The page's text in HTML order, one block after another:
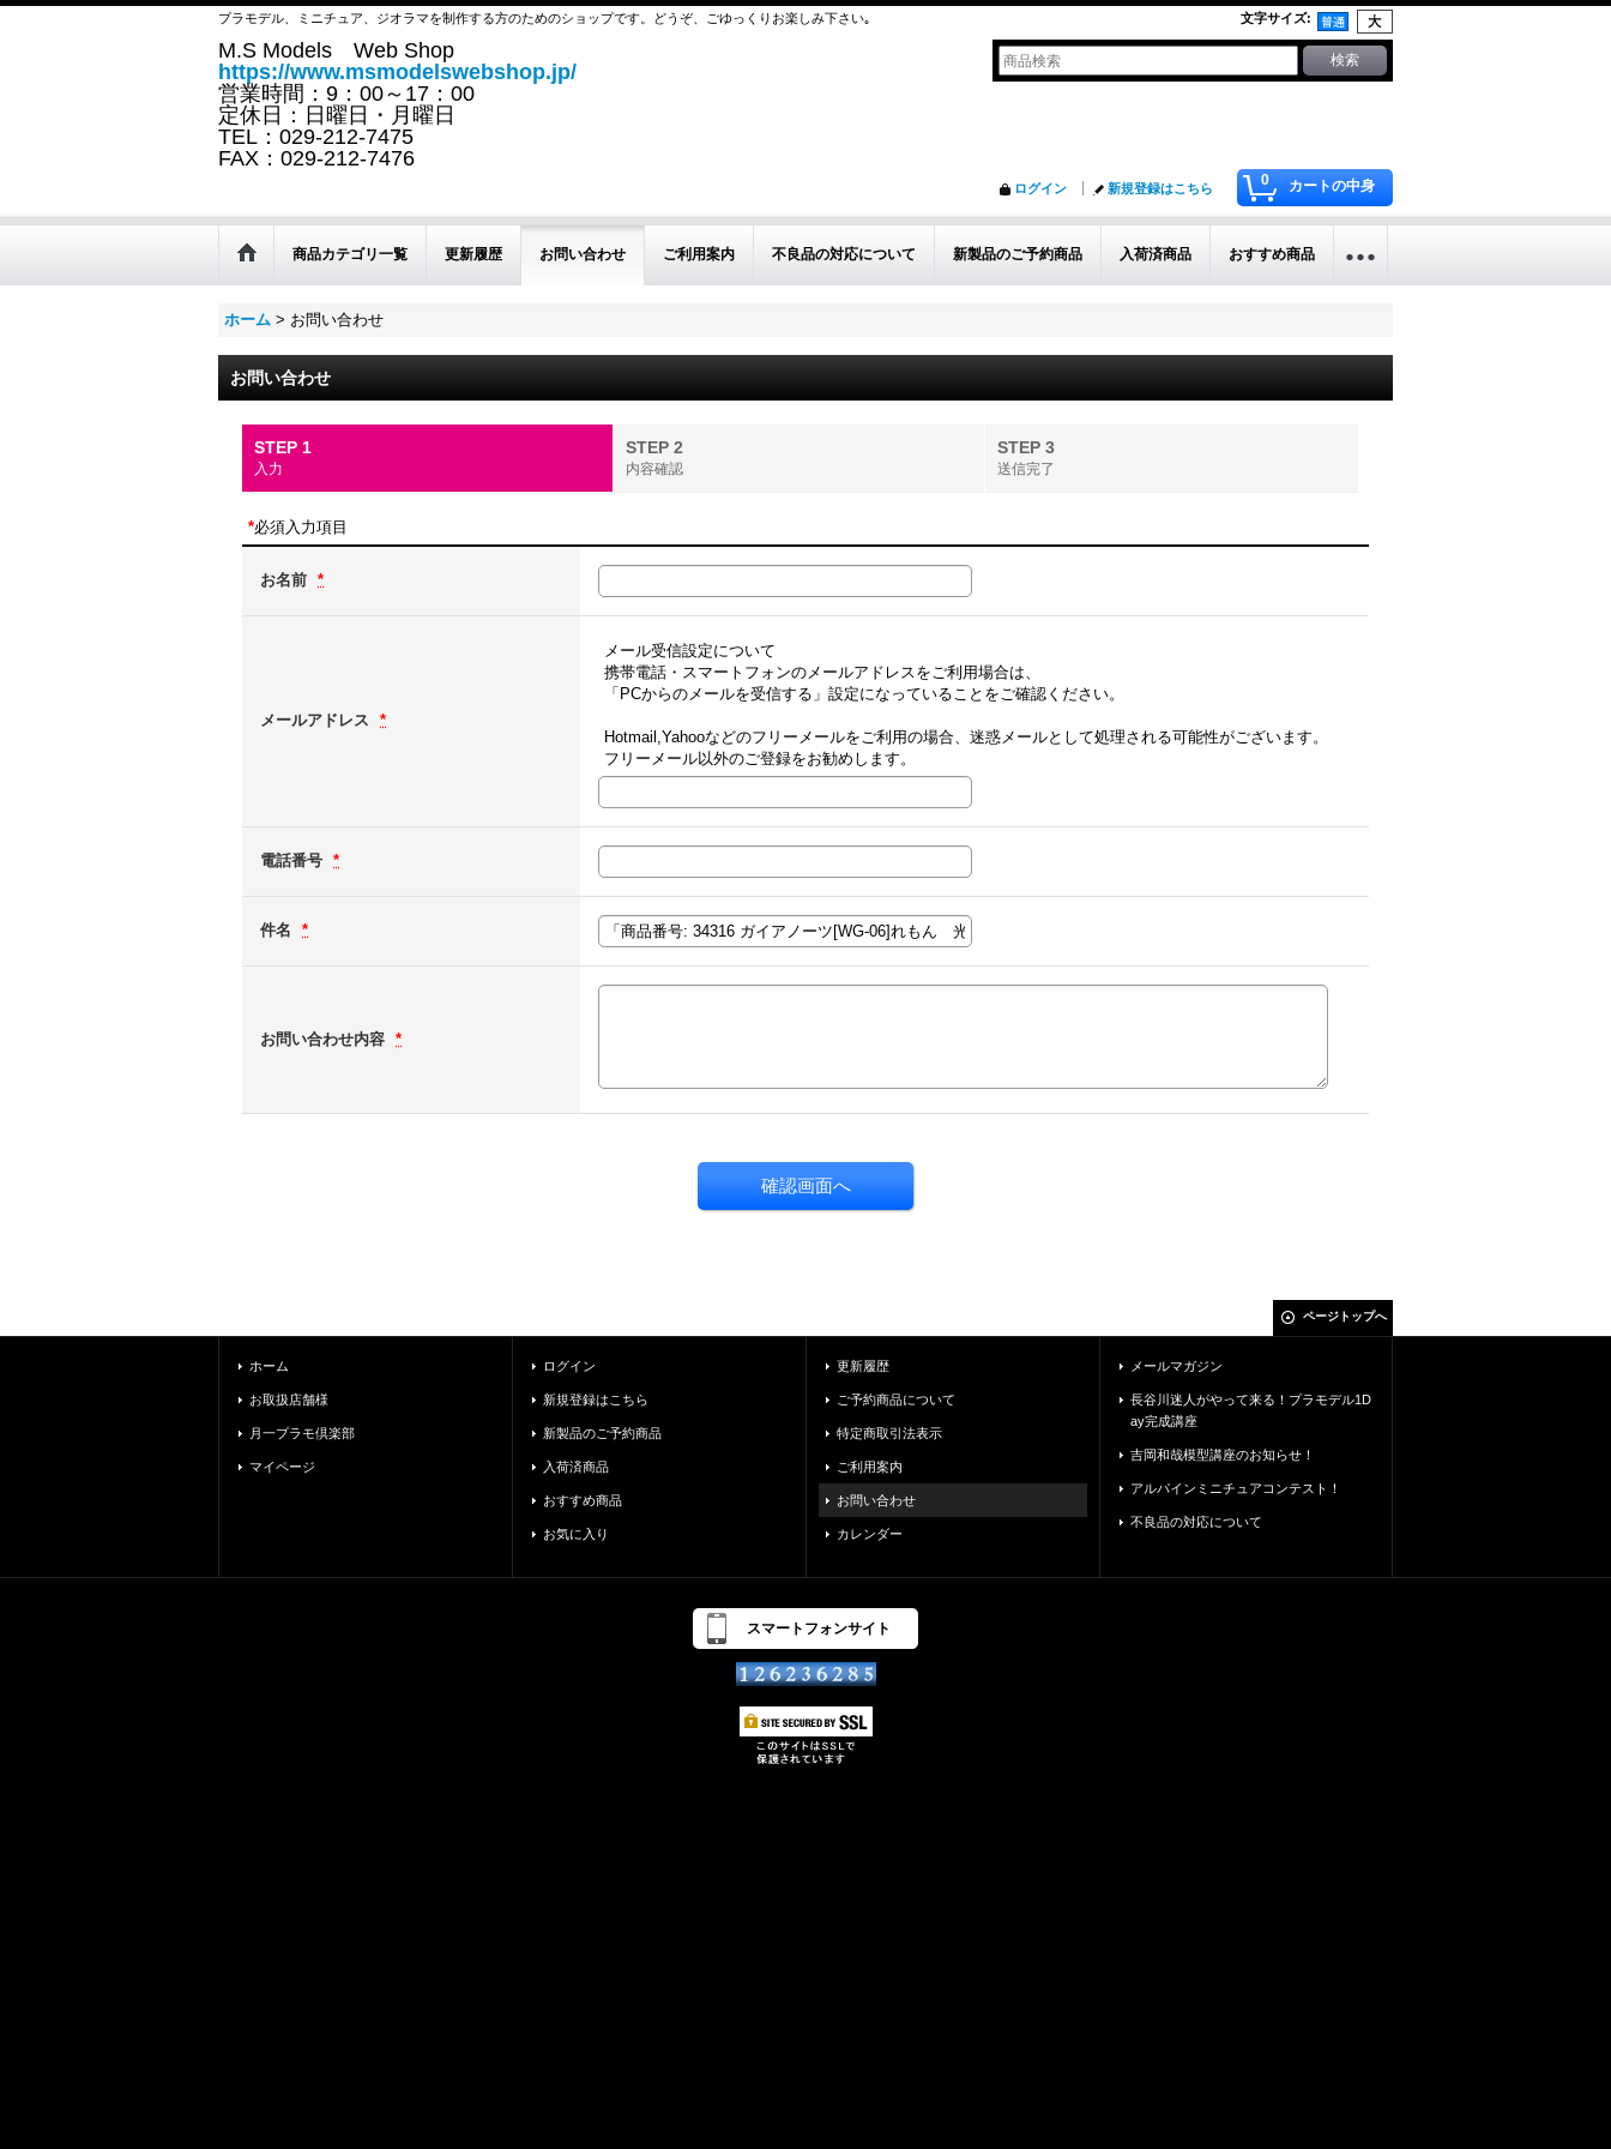
プラモデル、ミニチュア、ジオラマを制作する方のためのショップです。どうぞ、ごゆっくりお楽しみ下さい｡ 文字サイズ:
M.S Models Web Shop
https://www.msmodelswebshop.jp/
営業時間：9：00～17：00
定休日：日曜日・月曜日
TEL：029-212-7475
FAX：029-212-7476
0 カートの中身
ログイン 新規登録はこちら
商品カテゴリ一覧 更新履歴 お問い合わせ ご利用案内 不良品の対応について 新製品のご予約商品 入荷済商品 おすすめ商品
ホーム > お問い合わせ
お問い合わせ
STEP 1
入力
STEP 2
内容確認
STEP 3
送信完了
*必須入力項目
お名前 *
メールアドレス *
メール受信設定について
携帯電話・スマートフォンのメールアドレスをご利用場合は、
「PCからのメールを受信する」設定になっていることをご確認ください。
Hotmail,Yahooなどのフリーメールをご利用の場合、迷惑メールとして処理される可能性がございます。
フリーメール以外のご登録をお勧めします。
電話番号 *
件名 *
お問い合わせ内容 *
ページトップへ
ホーム
お取扱店舗様
月一プラモ倶楽部
マイページ
ログイン
新規登録はこちら
新製品のご予約商品
入荷済商品
おすすめ商品
お気に入り
更新履歴
ご予約商品について
特定商取引法表示
ご利用案内
お問い合わせ
カレンダー
メールマガジン
長谷川迷人がやって来る！プラモデル1D
ay完成講座
吉岡和哉模型講座のお知らせ！
アルパインミニチュアコンテスト！
不良品の対応について
スマートフォンサイト